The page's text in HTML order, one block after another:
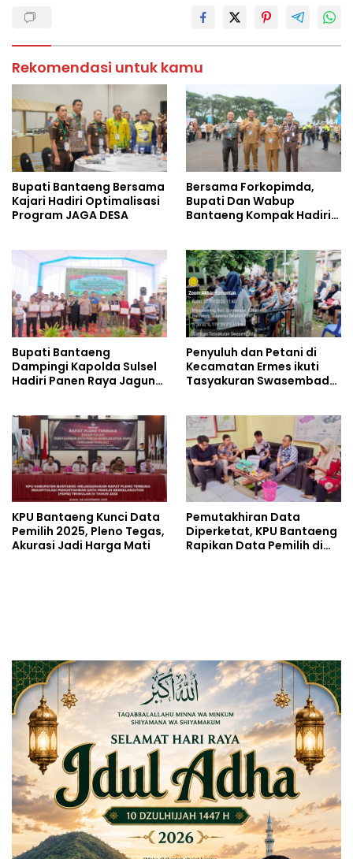
Rekomendasi untuk kamu
Bupati Bantaeng Bersama
Kajari Hadiri Optimalisasi
Program JAGA DESA
Bersama Forkopimda,
Bupati Dan Wabup
Bantaeng Kompak Hadiri
Bupati Bantaeng
Dampingi Kapolda Sulsel
Hadiri Panen Raya Jagung
Penyuluh dan Petani di
Kecamatan Ermes ikuti
Tasyakuran Swasembada
KPU Bantaeng Kunci Data
Pemilih 2025, Pleno Tegas,
Akurasi Jadi Harga Mati
Pemutakhiran Data
Diperketat, KPU Bantaeng
Rapikan Data Pemilih di